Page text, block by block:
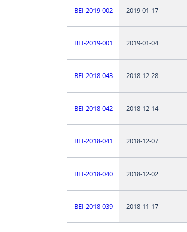
BEI-2019-002 2019-01-17
BEI-2019-001 2019-01-04
BEI-2018-043 2018-12-28
BEI-2018-042 2018-12-14
BEI-2018-041 2018-12-07
BEI-2018-040 2018-12-02
BEI-2018-039 2018-11-17